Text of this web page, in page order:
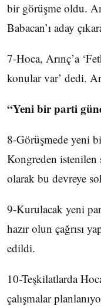
bir görüşme oldu.
Babacan’ı aday
7-Hoca, Arınç’a
konular var’ dedi.
“Yeni bir parti
8-Görüşmede yeni
Kongreden istenilen
olarak bu devreye
9-Kurulacak yeni
hazır olun çağrısı
edildi.
10-Teşkilatlarda
çalışmalar